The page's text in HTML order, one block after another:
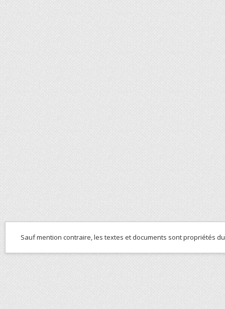
Sauf mention contraire, les textes et documents sont propriétés